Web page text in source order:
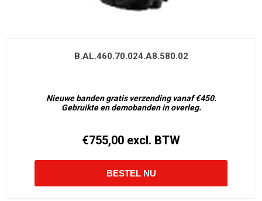
B.AL.460.70.024.A8.580.02
Nieuwe banden gratis verzending vanaf €450.
Gebruikte en demobanden in overleg.
€755,00 excl. BTW